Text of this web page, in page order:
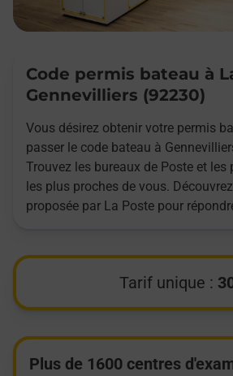
Code permis bateau à
Gennevilliers (92230)
Vous désirez obtenir votre permis
passer le code bateau à
Trouvez les bureaux de Poste et
les plus proches de vous.
proposée par La Poste pour
Tarif unique :
Plus de 1600 centres